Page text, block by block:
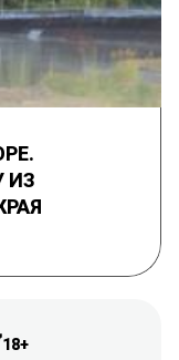
ИЗ
18+